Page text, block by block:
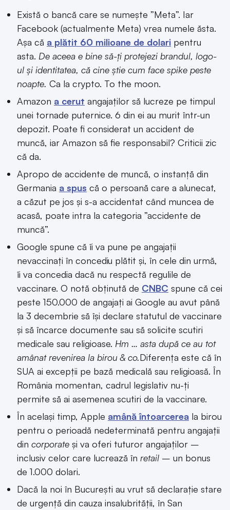
Există o bancă care se numește ”Meta”. Iar
Facebook (actualmente Meta) vrea numele ăsta.
Așa că a plătit 60 milioane de dolari pentru
asta. De aceea e bine să-ți protejezi brandul, logo-
ul și identitatea, că cine știe cum face spike peste
noapte. Ca la crypto. To the moon.
Amazon a cerut angajaților să lucreze pe timpul
unei tornade puternice. 6 din ei au murit într-un
depozit. Poate fi considerat un accident de
muncă, iar Amazon să fie responsabil? Criticii zic
că da.
Apropo de accidente de muncă, o instanță din
Germania a spus că o persoană care a alunecat,
a căzut pe jos și s-a accidentat când muncea de
acasă, poate intra la categoria ”accidente de
muncă”.
Google spune că îi va pune pe angajații
nevaccinați în concediu plătit și, în cele din urmă,
îi va concedia dacă nu respectă regulile de
vaccinare. O notă obținută de CNBC spune că cei
peste 150.000 de angajați ai Google au avut până
la 3 decembrie să își declare statutul de vaccinare
și să încarce documente sau să solicite scutiri
medicale sau religioase. Hm … asta după ce au tot
amânat revenirea la birou & co.Diferența este că în
SUA ai excepții pe bază medicală sau religioasă. În
România momentan, cadrul legislativ nu-ți
permite să ai asemenea scutiri de la vaccinare.
În același timp, Apple amână întoarcerea la birou
pentru o perioadă nedeterminată pentru angajații
din corporate și va oferi tuturor angajaților –
inclusiv celor care lucrează în retail – un bonus
de 1.000 dolari.
Dacă la noi în București au vrut să declarație stare
de urgență din cauza insalubrității, în San